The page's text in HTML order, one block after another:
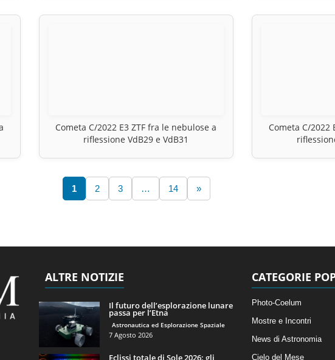
Cometa C/2022 E3 ZTF fra le nebulose a
riflessione VdB29 e VdB31
Cometa C/2022
1 2 3 … 14 »
ALTRE NOTIZIE
Il futuro dell’esplorazione lunare
passa per l’Etna
Astronautica ed Esplorazione Spaziale
7 Agosto 2026
Eclissi totale di Sole 2026: gli
CATEGORIE
Photo-Coelum
Mostre e Incontri
News di Astronomia
Cielo del Mese